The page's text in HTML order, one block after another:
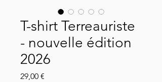
T-shirt Terreauriste
- nouvelle édition
2026
29,00 €